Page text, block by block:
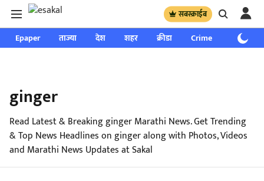
सबस्क्राईब
Epaper ताज्या देश शहर क्रीडा Crime साप्ताहिक
ginger
Read Latest & Breaking ginger Marathi News. Get Trending
& Top News Headlines on ginger along with Photos, Videos
and Marathi News Updates at Sakal